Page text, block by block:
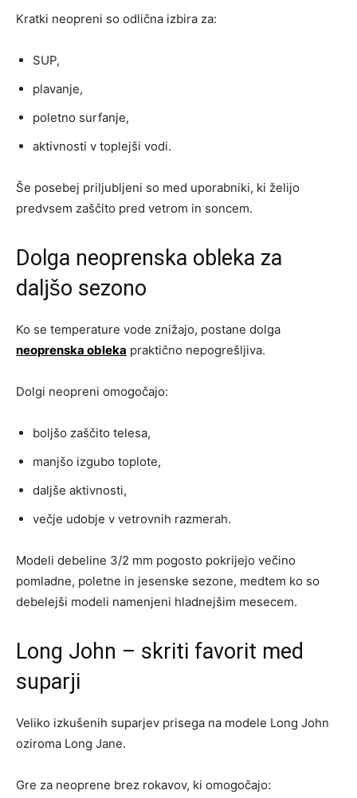
Kratki neopreni so odlična izbira za:
SUP,
plavanje,
poletno surfanje,
aktivnosti v toplejši vodi.
Še posebej priljubljeni so med uporabniki, ki želijo
predvsem zaščito pred vetrom in soncem.
Dolga neoprenska obleka za
daljšo sezono
Ko se temperature vode znižajo, postane dolga
neoprenska obleka praktično nepogrešljiva.
Dolgi neopreni omogočajo:
boljšo zaščito telesa,
manjšo izgubo toplote,
daljše aktivnosti,
večje udobje v vetrovnih razmerah.
Modeli debeline 3/2 mm pogosto pokrijejo večino
pomladne, poletne in jesenske sezone, medtem ko so
debelejši modeli namenjeni hladnejšim mesecem.
Long John – skriti favorit med
suparji
Veliko izkušenih suparjev prisega na modele Long John
oziroma Long Jane.
Gre za neoprene brez rokavov, ki omogočajo: